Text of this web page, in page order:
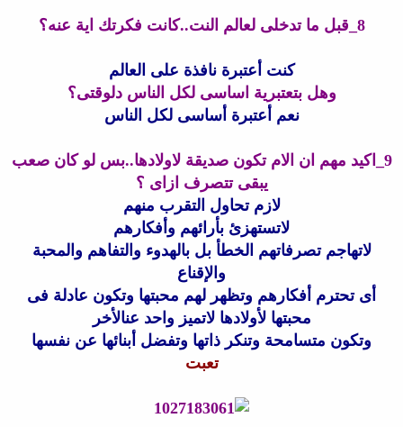
8_قبل ما تدخلى لعالم النت..كانت فكرتك اية عنه؟
كنت أعتبرة نافذة على العالم
وهل بتعتبرية اساسى لكل الناس دلوقتى؟
نعم أعتبرة أساسى لكل الناس
9_اكيد مهم ان الام تكون صديقة لاولادها..بس لو كان صعب
يبقى تتصرف ازاى ؟
لازم تحاول التقرب منهم
لاتستهزئ بأرائهم وأفكارهم
لاتهاجم تصرفاتهم الخطأ بل بالهدوء والتفاهم والمحبة
والإقناع
أى تحترم أفكارهم وتظهر لهم محبتها وتكون عادلة فى
محبتها لأولادها لاتميز واحد عنالأخر
وتكون متسامحة وتنكر ذاتها وتفضل أبنائها عن نفسها
تعبت